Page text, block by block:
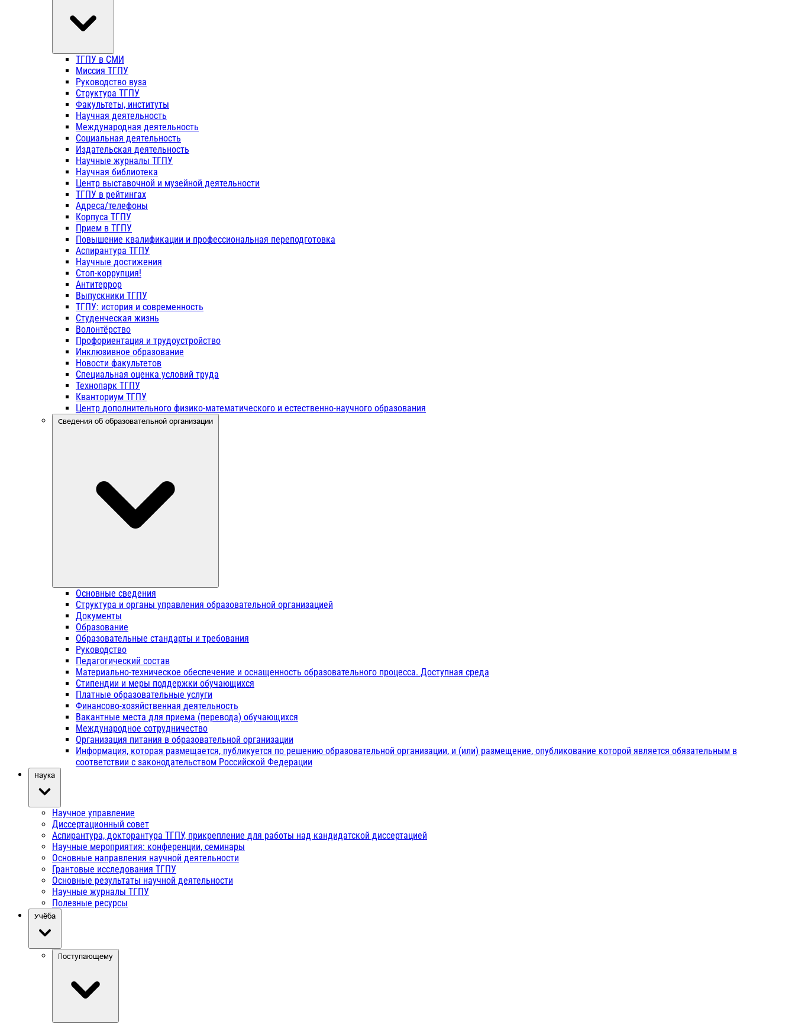
ТГПУ в СМИ
Миссия ТГПУ
Руководство вуза
Структура ТГПУ
Факультеты, институты
Научная деятельность
Международная деятельность
Социальная деятельность
Издательская деятельность
Научные журналы ТГПУ
Научная библиотека
Центр выставочной и музейной деятельности
ТГПУ в рейтингах
Адреса/телефоны
Корпуса ТГПУ
Прием в ТГПУ
Повышение квалификации и профессиональная переподготовка
Аспирантура ТГПУ
Научные достижения
Стоп-коррупция!
Антитеррор
Выпускники ТГПУ
ТГПУ: история и современность
Студенческая жизнь
Волонтёрство
Профориентация и трудоустройство
Инклюзивное образование
Новости факультетов
Специальная оценка условий труда
Технопарк ТГПУ
Кванториум ТГПУ
Центр дополнительного физико-математического и естественно-научного образования
Сведения об образовательной организации
Основные сведения
Структура и органы управления образовательной организацией
Документы
Образование
Образовательные стандарты и требования
Руководство
Педагогический состав
Материально-техническое обеспечение и оснащенность образовательного процесса. Доступная среда
Стипендии и меры поддержки обучающихся
Платные образовательные услуги
Финансово-хозяйственная деятельность
Вакантные места для приема (перевода) обучающихся
Международное сотрудничество
Организация питания в образовательной организации
Информация, которая размещается, публикуется по решению образовательной организации, и (или) размещение, опубликование которой является обязательным в
соответствии с законодательством Российской Федерации
Наука
Научное управление
Диссертационный совет
Аспирантура, докторантура ТГПУ, прикрепление для работы над кандидатской диссертацией
Научные мероприятия: конференции, семинары
Основные направления научной деятельности
Грантовые исследования ТГПУ
Основные результаты научной деятельности
Научные журналы ТГПУ
Полезные ресурсы
Учёба
Поступающему